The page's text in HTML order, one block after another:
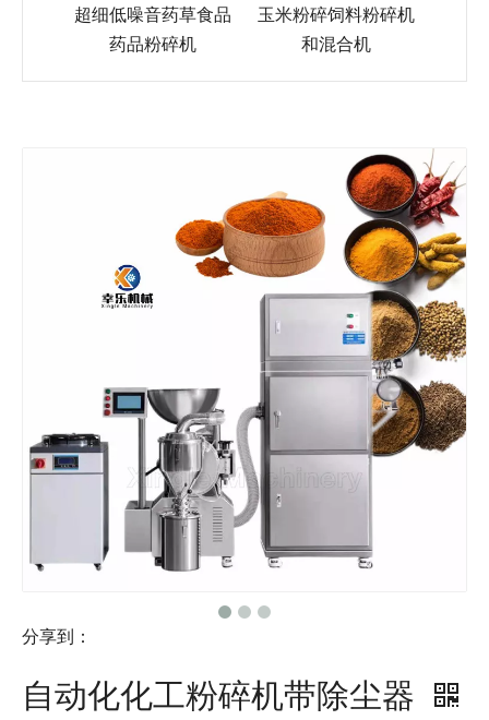
超细低噪音药草食品
药品粉碎机
玉米粉碎饲料粉碎机
和混合机
分享到：
自动化化工粉碎机带除尘器